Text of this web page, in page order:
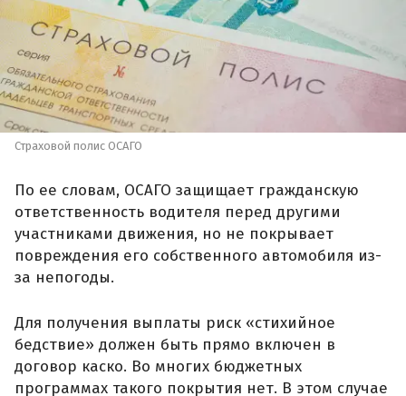
Страховой полис ОСАГО
По ее словам, ОСАГО защищает гражданскую
ответственность водителя перед другими
участниками движения, но не покрывает
повреждения его собственного автомобиля из-
за непогоды.
Для получения выплаты риск «стихийное
бедствие» должен быть прямо включен в
договор каско. Во многих бюджетных
программах такого покрытия нет. В этом случае